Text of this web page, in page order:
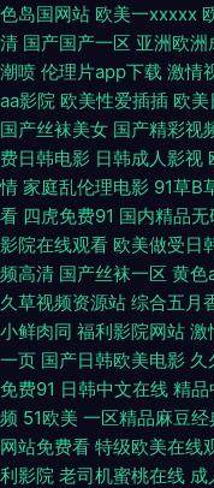
九一网站 欧美韩性生在线看
利社 肏屄大神 欧美色肏 宅
只有这里有 欧洲四级片网
一卡一区 欧美夜怕怕 偷拍
AV导航 色色思思 亚洲无码
妻H片 亚州性色 91色se 超
源 国产精品乱子伦 美女人
品店av 婷婷六月天电影 97
色岛国网站 欧美一xxxxx
清 国产国产一区 亚洲欧洲
潮喷 伦理片app下载 激情
aa影院 欧美性爱插插 欧
国产丝袜美女 国产精彩视
费日韩电影 日韩成人影视
情 家庭乱伦理电影 91草B
看 四虎免费91 国内精品
影院在线观看 欧美做受日
频高清 国产丝袜一区 黄色
久草视频资源站 综合五月
小鲜肉同 福利影院网站 激
一页 国产日韩欧美电影 久
免费91 日韩中文在线 精品
频 51欧美 一区精品麻豆经
网站免费看 特级欧美在线
利影院 老司机蜜桃在线 成